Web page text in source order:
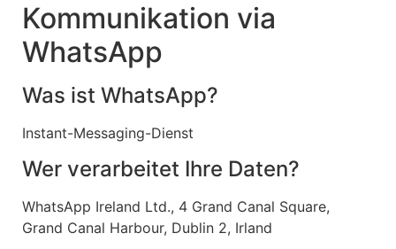
Kommunikation via
WhatsApp
Was ist WhatsApp?
Instant-Messaging-Dienst
Wer verarbeitet Ihre Daten?
WhatsApp Ireland Ltd., 4 Grand Canal Square,
Grand Canal Harbour, Dublin 2, Irland